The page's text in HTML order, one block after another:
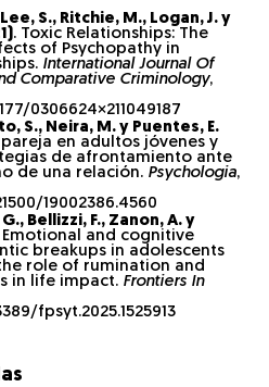
S., Ritchie, M., Logan, J. y
. Toxic Relationships: The
of Psychopathy in
International Journal Of
Comparative Criminology,
0306624×211049187
S., Neira, M. y Puentes, E.
en adultos jóvenes y
de afrontamiento ante
de una relación. Psychologia,
19002386.4560
Bellizzi, F., Zanon, A. y
Emotional and cognitive
breakups in adolescents
role of rumination and
in life impact. Frontiers In
fpsyt.2025.1525913